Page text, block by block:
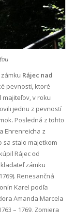
Rájec nad
pevnosti, ktoré
majiteľov, v roku
jednu z pevností
Posledná z tohto
Ehrenreicha z
sa stalo majetkom
Rájec od
zámku
Renesančná
Karel podľa
Amanda Marcela
– 1769. Zomiera